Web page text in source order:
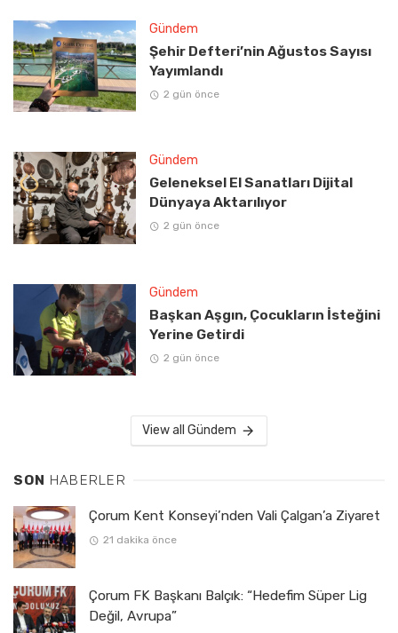
Gündem
Şehir Defteri’nin Ağustos Sayısı
Yayımlandı
2 gün önce
Gündem
Geleneksel El Sanatları Dijital
Dünyaya Aktarılıyor
2 gün önce
Gündem
Başkan Aşgın, Çocukların İsteğini
Yerine Getirdi
2 gün önce
View all Gündem
SON HABERLER
Çorum Kent Konseyi’nden Vali Çalgan’a Ziyaret
21 dakika önce
Çorum FK Başkanı Balçık: “Hedefim Süper Lig
Değil, Avrupa”